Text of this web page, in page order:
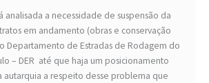
analisada a necessidade de suspensão da
em andamento (obras e conservação
Departamento de Estradas de Rodagem do
– DER até que haja um posicionamento
autarquia a respeito desse problema que